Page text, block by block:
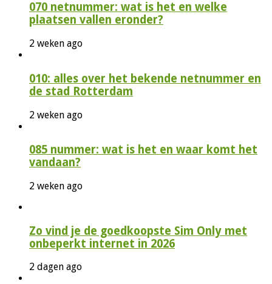
070 netnummer: wat is het en welke
plaatsen vallen eronder?
2 weken ago
010: alles over het bekende netnummer en
de stad Rotterdam
2 weken ago
085 nummer: wat is het en waar komt het
vandaan?
2 weken ago
Zo vind je de goedkoopste Sim Only met
onbeperkt internet in 2026
2 dagen ago